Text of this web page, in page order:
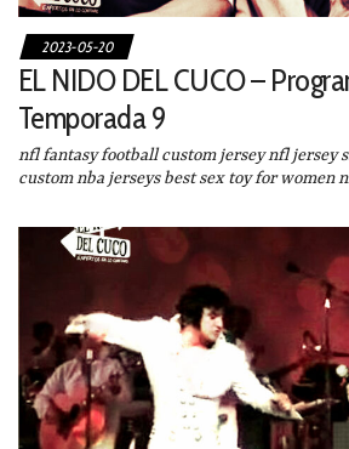
2023-05-20
EL NIDO DEL CUCO –
Temporada 9
nfl fantasy football custom jersey nfl jersey
custom nba jerseys best sex toy for women